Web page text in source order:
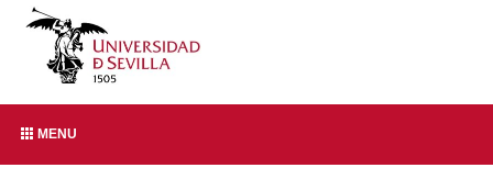
MENU